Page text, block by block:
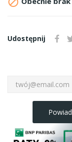
Udostępnij